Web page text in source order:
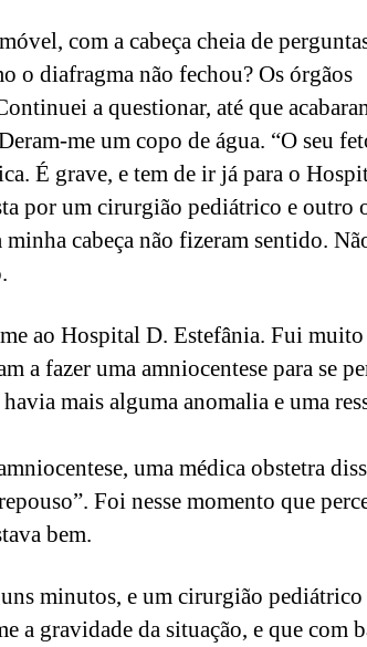
com a cabeça cheia de
o diafragma não fechou? Os órgãos
a questionar, até que
me um copo de água. “O seu
É grave, e tem de ir já para o
por um cirurgião pediátrico e outro
minha cabeça não fizeram sentido.
ao Hospital D. Estefânia. Fui muito
a fazer uma amniocentese para se
havia mais alguma anomalia e uma
uma médica obstetra
Foi nesse momento que
bem.
minutos, e um cirurgião
a gravidade da situação, e que com